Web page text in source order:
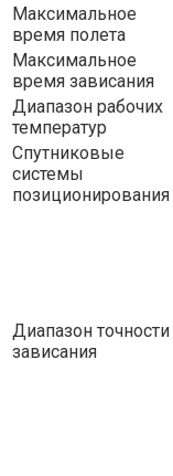
Максимальное
время полета
Максимальное
время зависания
Диапазон рабочих
температур
Спутниковые
системы
позиционирования
Диапазон точности
зависания